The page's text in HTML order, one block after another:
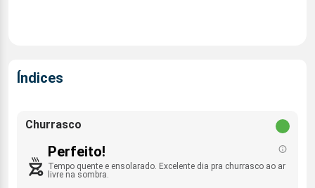
Índices
Churrasco
Perfeito!
Tempo quente e ensolarado. Excelente dia pra churrasco ao ar
livre na sombra.